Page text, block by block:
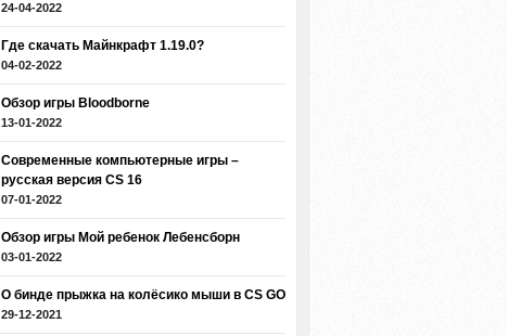
24-04-2022
Где скачать Майнкрафт 1.19.0?
04-02-2022
Обзор игры Bloodborne
13-01-2022
Современные компьютерные игры –
русская версия CS 16
07-01-2022
Обзор игры Мой ребенок Лебенсборн
03-01-2022
О бинде прыжка на колёсико мыши в CS GO
29-12-2021